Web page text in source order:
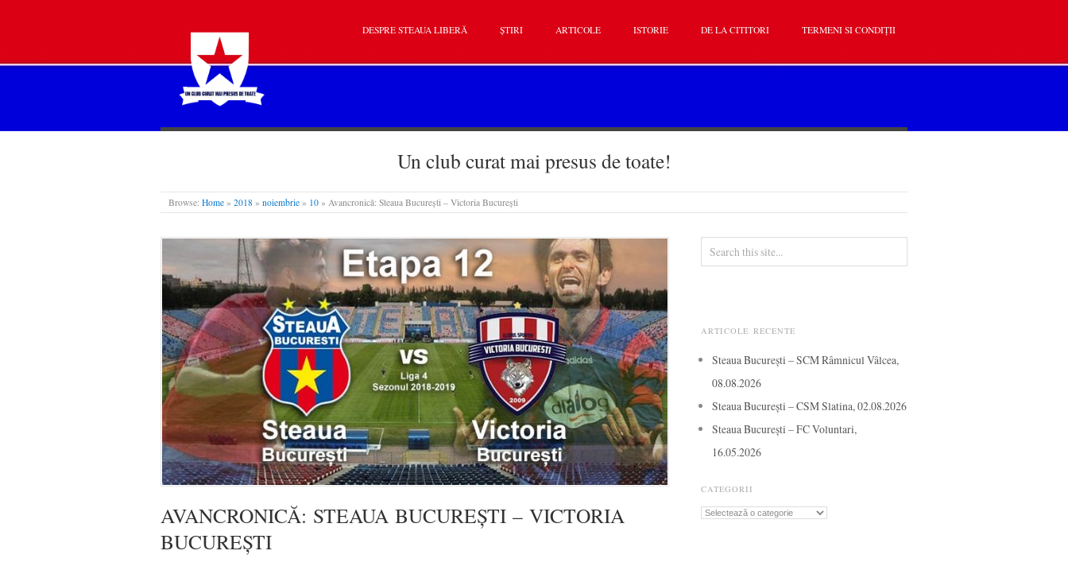
STEAUA LIBERĂ
DESPRE STEAUA LIBERĂ ȘTIRI ARTICOLE ISTORIE DE LA CITITORI TERMENI SI CONDIȚII
Un club curat mai presus de toate!
Browse: Home » 2018 » noiembrie » 10 » Avancronică: Steaua București – Victoria București
AVANCRONICĂ: STEAUA BUCUREȘTI – VICTORIA
BUCUREȘTI
ARTICOLE RECENTE
Steaua București – SCM Râmnicul Vâlcea,
08.08.2026
Steaua București – CSM Slatina, 02.08.2026
Steaua București – FC Voluntari,
16.05.2026
CATEGORII
Categorii